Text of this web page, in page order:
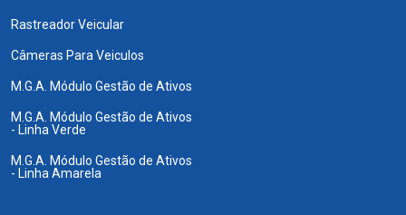
Rastreador Veicular
Câmeras Para Veiculos
M.G.A. Módulo Gestão de Ativos
M.G.A. Módulo Gestão de Ativos
- Linha Verde
M.G.A. Módulo Gestão de Ativos
- Linha Amarela